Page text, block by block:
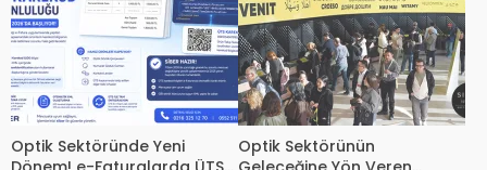
Optik Sektöründe Yeni
Optik Sektörünün